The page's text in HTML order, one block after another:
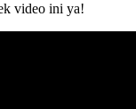
video ini ya!